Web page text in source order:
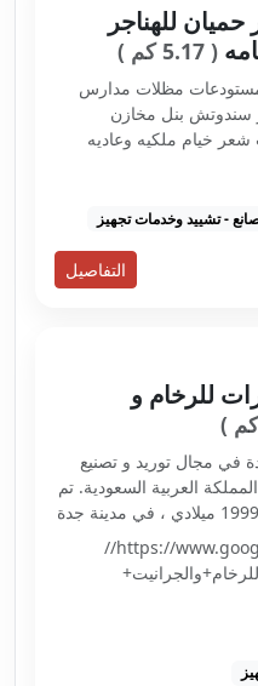
للهناجر
( 5.17 كم )
مظلات مدارس
سندوتش بنل مخازن
خيام ملكيه وعاديه
الزراعيه والحكوميه
- تشييد وخدمات تجهيز
التفاصيل
للرخام و
في مجال توريد و تصنيع
العربية السعودية. تم
تأسيس الشركة بـ عام 1999 ميلادي ، في مدينة جدة
و الجرانيت بجودة
اح...
https://www.google.com/maps/dir//